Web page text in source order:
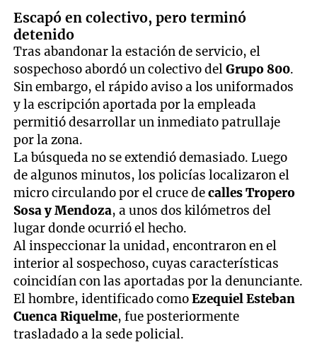
Escapó en colectivo, pero terminó
detenido
Tras abandonar la estación de servicio, el
sospechoso abordó un colectivo delGrupo 800.
Sin embargo, el rápido aviso a los uniformados
y la escripción aportada por la empleada
permitió desarrollar un inmediato patrullaje
por la zona.
La búsqueda no se extendió demasiado. Luego
de algunos minutos, los policías localizaron el
micro circulando por el cruce decalles Tropero
Sosa y Mendoza, a unos dos kilómetros del
lugar donde ocurrió el hecho.
Al inspeccionar la unidad, encontraron en el
interior al sospechoso, cuyas características
coincidían con las aportadas por la denunciante.
El hombre, identificado comoEzequiel Esteban
Cuenca Riquelme, fue posteriormente
trasladado a la sede policial.